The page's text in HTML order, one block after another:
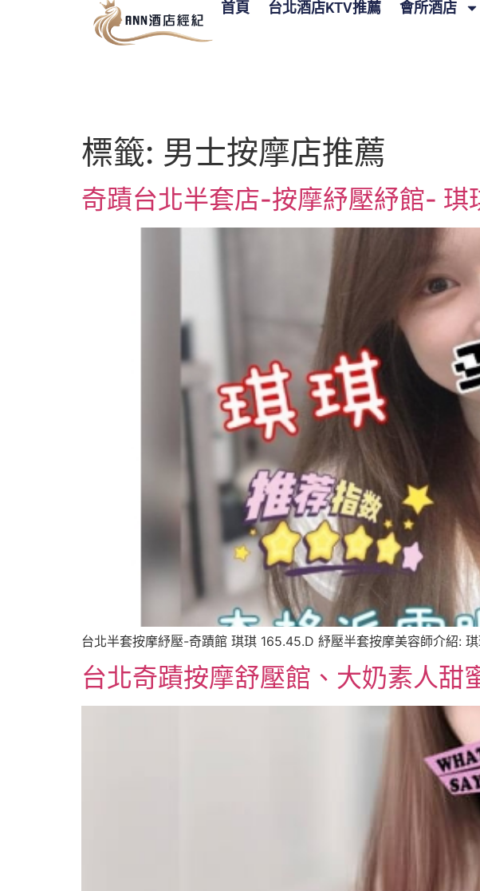
首頁 台北酒店KTV推薦 會所酒店
標籤: 男士按摩店推薦
奇蹟台北半套店-按摩紓壓紓館-
台北半套按摩紓壓-奇蹟館 琪琪 165.45.D 紓壓半套按摩美容師介紹:
台北奇蹟按摩舒壓館、大奶素人甜